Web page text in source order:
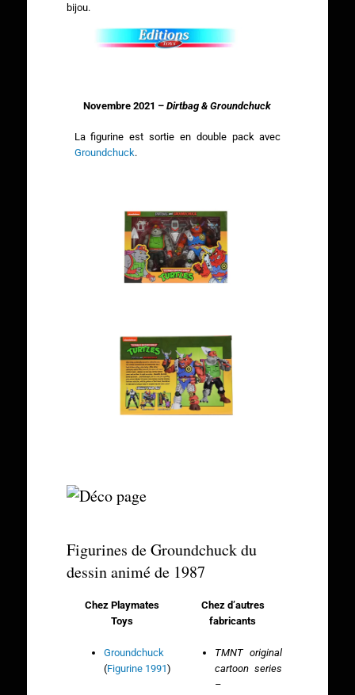
bijou.
Novembre 2021 –Dirtbag & Groundchuck
La figurine est sortie en double pack avec
Groundchuck.
Figurines de Groundchuck du
dessin animé de 1987
Chez Playmates
Toys
Groundchuck
(Figurine 1991)
Chez d’autres
fabricants
TMNT original
cartoon series
–